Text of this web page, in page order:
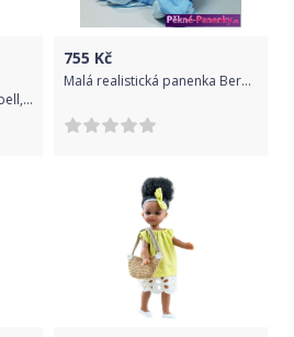
Baby Annabell Little Annabell, 36 cm
755 Kč
Malá realistická panenka Berbesa® Angeles v zavinovačce modrá 27 cm